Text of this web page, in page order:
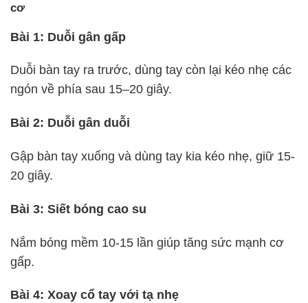
cơ
Bài 1: Duỗi gân gấp
Duỗi bàn tay ra trước, dùng tay còn lại kéo nhẹ các
ngón về phía sau 15–20 giây.
Bài 2: Duỗi gân duỗi
Gập bàn tay xuống và dùng tay kia kéo nhẹ, giữ 15-
20 giây.
Bài 3: Siết bóng cao su
Nắm bóng mềm 10-15 lần giúp tăng sức mạnh cơ
gấp.
Bài 4: Xoay cổ tay với tạ nhẹ